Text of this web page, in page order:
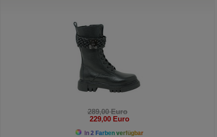
289,00 Euro
229,00 Euro
In 2 Farben verfügbar